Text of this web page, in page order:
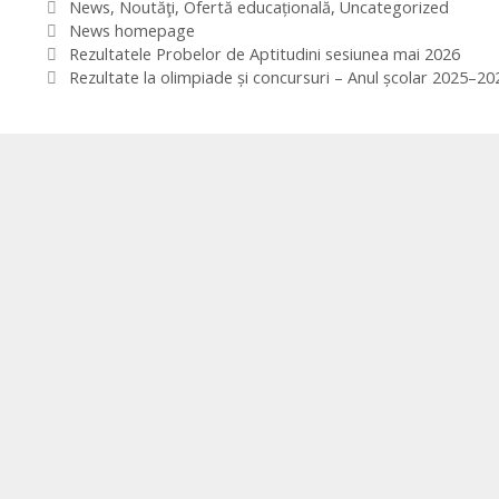
Categories
News, Noutăţi, Ofertă educațională, Uncategorized
Tags
News homepage
Rezultatele Probelor de Aptitudini sesiunea mai 2026
Rezultate la olimpiade și concursuri – Anul școlar